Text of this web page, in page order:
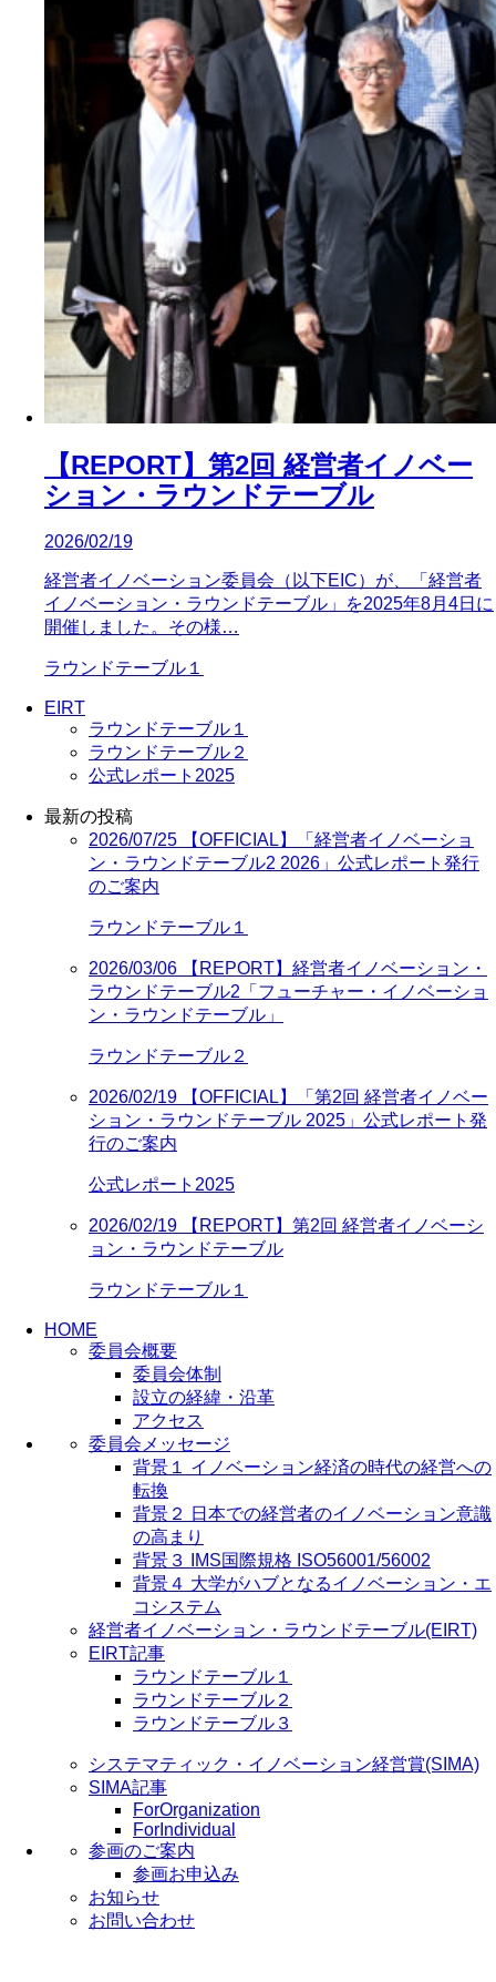
【REPORT】第2回 経営者イノベー
ション・ラウンドテーブル
2026/02/19
経営者イノベーション委員会（以下EIC）が、「経営者
イノベーション・ラウンドテーブル」を2025年8月4日に
開催しました。その様…
ラウンドテーブル１
EIRT
ラウンドテーブル１
ラウンドテーブル２
公式レポート2025
最新の投稿
2026/07/25 【OFFICIAL】「経営者イノベーショ
ン・ラウンドテーブル2 2026」公式レポート発行
のご案内
ラウンドテーブル１
2026/03/06 【REPORT】経営者イノベーション・
ラウンドテーブル2「フューチャー・イノベーショ
ン・ラウンドテーブル」
ラウンドテーブル２
2026/02/19 【OFFICIAL】「第2回 経営者イノベー
ション・ラウンドテーブル 2025」公式レポート発
行のご案内
公式レポート2025
2026/02/19 【REPORT】第2回 経営者イノベーシ
ョン・ラウンドテーブル
ラウンドテーブル１
HOME
委員会概要
委員会体制
設立の経緯・沿革
アクセス
委員会メッセージ
背景１ イノベーション経済の時代の経営への
転換
背景２ 日本での経営者のイノベーション意識
の高まり
背景３ IMS国際規格 ISO56001/56002
背景４ 大学がハブとなるイノベーション・エ
コシステム
経営者イノベーション・ラウンドテーブル(EIRT)
EIRT記事
ラウンドテーブル１
ラウンドテーブル２
ラウンドテーブル３
システマティック・イノベーション経営賞(SIMA)
SIMA記事
ForOrganization
ForIndividual
参画のご案内
参画お申込み
お知らせ
お問い合わせ